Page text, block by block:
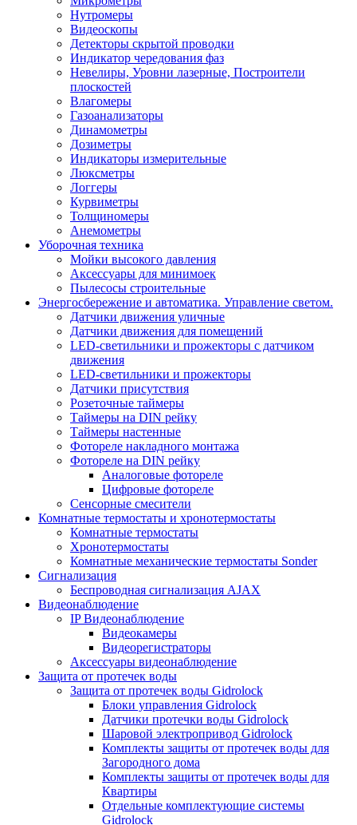
Нутромеры
Видеоскопы
Детекторы скрытой проводки
Индикатор чередования фаз
Невелиры, Уровни лазерные, Построители
плоскостей
Влагомеры
Газоанализаторы
Динамометры
Дозиметры
Индикаторы измерительные
Люксметры
Логгеры
Курвиметры
Толщиномеры
Анемометры
Уборочная техника
Мойки высокого давления
Аксессуары для минимоек
Пылесосы строительные
Энергосбережение и автоматика. Управление светом.
Датчики движения уличные
Датчики движения для помещений
LED-светильники и прожекторы с датчиком
движения
LED-светильники и прожекторы
Датчики присутствия
Розеточные таймеры
Таймеры на DIN рейку
Таймеры настенные
Фотореле накладного монтажа
Фотореле на DIN рейку
Аналоговые фотореле
Цифровые фотореле
Сенсорные смесители
Комнатные термостаты и хронотермостаты
Комнатные термостаты
Хронотермостаты
Комнатные механические термостаты Sonder
Сигнализация
Беспроводная сигнализация AJAX
Видеонаблюдение
IP Видеонаблюдение
Видеокамеры
Видеорегистраторы
Аксессуары видеонаблюдение
Защита от протечек воды
Защита от протечек воды Gidrolock
Блоки управления Gidrolock
Датчики протечки воды Gidrolock
Шаровой электропривод Gidrolock
Комплекты защиты от протечек воды для
Загородного дома
Комплекты защиты от протечек воды для
Квартиры
Отдельные комплектующие системы
Gidrolock